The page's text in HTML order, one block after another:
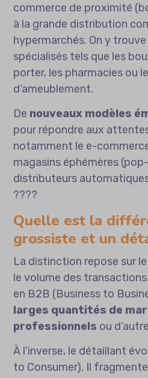
commerce de proximité
à la grande distribution
hypermarchés. On y
spécialisés tels que les
porter, les pharmacies ou
d’ameublement.
De nouveaux modèles
pour répondre aux
notamment le e-
magasins éphémères
distributeurs
????
Quelle est la
grossiste et un
La distinction repose sur
le volume des
en B2B (Business to
larges quantités de
professionnels ou
À l’inverse, le détaillant
to Consumer). Il